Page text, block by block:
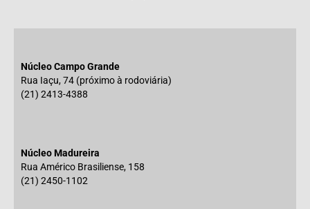
Núcleo Campo Grande
Rua Iaçu, 74 (próximo à rodoviária)
(21) 2413-4388
Núcleo Madureira
Rua Américo Brasiliense, 158
(21) 2450-1102